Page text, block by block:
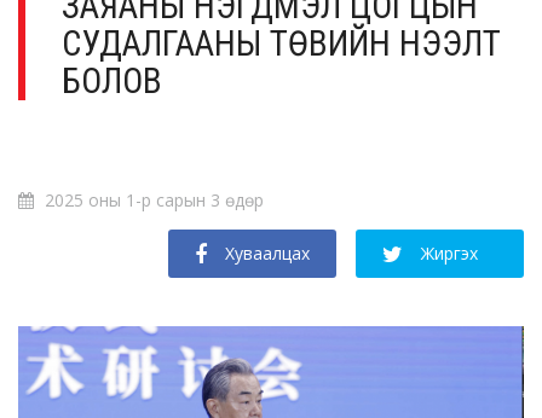
СУДАЛГААНЫ ТӨВИЙН НЭЭЛТ
БОЛОВ
2025 оны 1-р сарын 3 өдөр
Хуваалцах Жиргэх